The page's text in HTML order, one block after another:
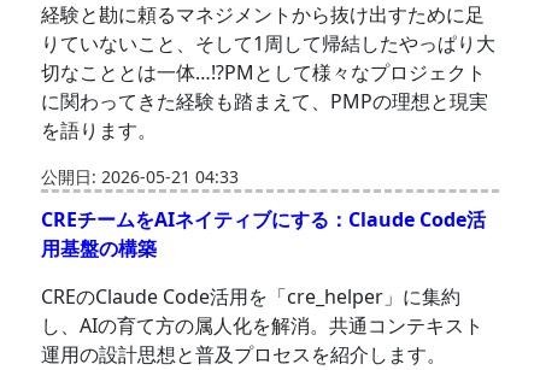
経験と勘に頼るマネジメントから抜け出すために足
りていないこと、そして1周して帰結したやっぱり大
切なこととは一体…!?PMとして様々なプロジェクト
に関わってきた経験も踏まえて、PMPの理想と現実
を語ります。
公開日: 2026-05-21 04:33
CREチームをAIネイティブにする：Claude Code活
用基盤の構築
CREのClaude Code活用を「cre_helper」に集約
し、AIの育て方の属人化を解消。共通コンテキスト
運用の設計思想と普及プロセスを紹介します。